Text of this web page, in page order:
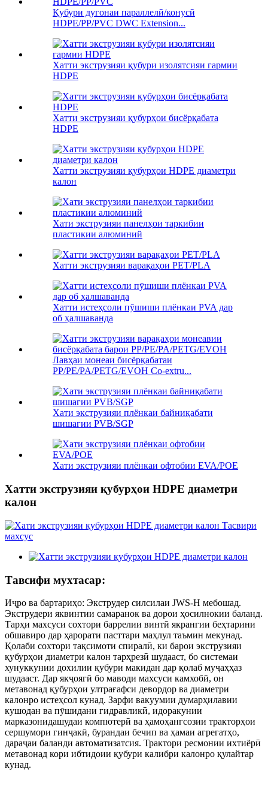
Қубури дугонаи параллелӣ/конусӣ
HDPE/PP/PVC DWC Extension...
Хатти экструзияи қубури изолятсияи гармии
HDPE
Хатти экструзияи қубурҳои бисёрқабата
HDPE
Хатти экструзияи қубурҳои HDPE диаметри
калон
Хати экструзияи панелҳои таркибии
пластикии алюминий
Хатти экструзияи варақаҳои PET/PLA
Хатти истеҳсоли пӯшиши плёнкаи PVA дар
об ҳалшаванда
Лавҳаи монеаи бисёрқабатаи
PP/PE/PA/PETG/EVOH Co-extru...
Хати экструзияи плёнкаи байниқабати
шишагии PVB/SGP
Хати экструзияи плёнкаи офтобии EVA/POE
Хатти экструзияи қубурҳои HDPE диаметри
калон
Тавсифи мухтасар:
Иҷро ва бартариҳо: Экструдер силсилаи JWS-H мебошад.
Экструдери яквинтии самаранок ва дорои ҳосилнокии баланд.
Тарҳи махсуси сохтори баррелии винтӣ якрангии беҳтарини
обшавиро дар ҳарорати пасттари маҳлул таъмин мекунад.
Қолаби сохтори тақсимоти спиралӣ, ки барои экструзияи
қубурҳои диаметри калон тарҳрезӣ шудааст, бо системаи
хунуккунии дохилии қубури макидан дар қолаб муҷаҳҳаз
шудааст. Дар якҷоягӣ бо маводи махсуси камхобӣ, он
метавонад қубурҳои ултрағафси девордор ва диаметри
калонро истеҳсол кунад. Зарфи вакуумии думарҳилавии
кушодан ва пӯшидани гидравликӣ, идоракунии
марказонидашудаи компютерӣ ва ҳамоҳангсозии тракторҳои
сершумори гинҷакӣ, бурандаи бечип ва ҳамаи агрегатҳо,
дараҷаи баланди автоматизатсия. Трактори ресмонии ихтиёрӣ
метавонад кори ибтидоии қубури калибри калонро қулайтар
кунад.